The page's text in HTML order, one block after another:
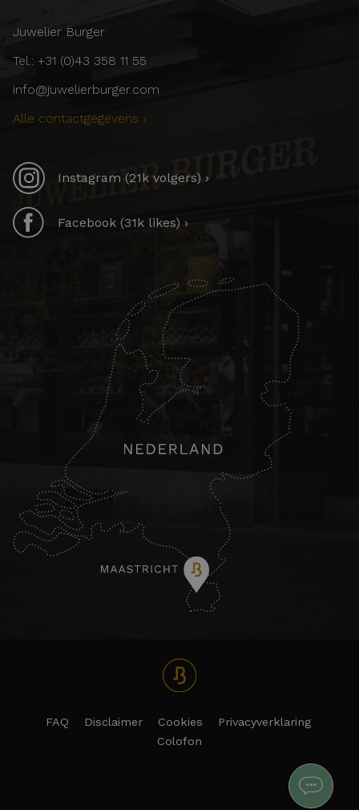
Juwelier Burger
Tel.: +31 (0)43 358 11 55
info@juwelierburger.com
Alle contactgegevens ›
Instagram (21k volgers) ›
Facebook (31k likes) ›
FAQ Disclaimer Cookies
Privacyverklaring
Colofon